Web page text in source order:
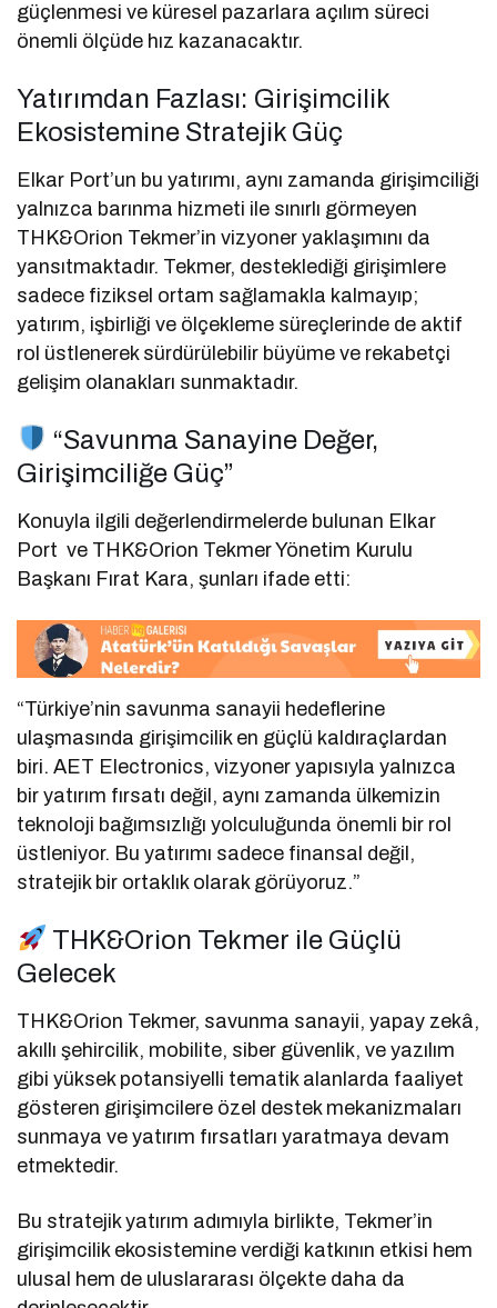
güçlenmesi ve küresel pazarlara açılım süreci
önemli ölçüde hız kazanacaktır.
Yatırımdan Fazlası: Girişimcilik
Ekosistemine Stratejik Güç
Elkar Port’un bu yatırımı, aynı zamanda girişimciliği
yalnızca barınma hizmeti ile sınırlı görmeyen
THK&Orion Tekmer’in vizyoner yaklaşımını da
yansıtmaktadır. Tekmer, desteklediği girişimlere
sadece fiziksel ortam sağlamakla kalmayıp;
yatırım, işbirliği ve ölçekleme süreçlerinde de aktif
rol üstlenerek sürdürülebilir büyüme ve rekabetçi
gelişim olanakları sunmaktadır.
“Savunma Sanayine Değer,
Girişimciliğe Güç”
Konuyla ilgili değerlendirmelerde bulunan Elkar
Port ve THK&Orion Tekmer Yönetim Kurulu
Başkanı Fırat Kara, şunları ifade etti:
“Türkiye’nin savunma sanayii hedeflerine
ulaşmasında girişimcilik en güçlü kaldıraçlardan
biri. AET Electronics, vizyoner yapısıyla yalnızca
bir yatırım fırsatı değil, aynı zamanda ülkemizin
teknoloji bağımsızlığı yolculuğunda önemli bir rol
üstleniyor. Bu yatırımı sadece finansal değil,
stratejik bir ortaklık olarak görüyoruz.”
THK&Orion Tekmer ile Güçlü
Gelecek
THK&Orion Tekmer, savunma sanayii, yapay zekâ,
akıllı şehircilik, mobilite, siber güvenlik, ve yazılım
gibi yüksek potansiyelli tematik alanlarda faaliyet
gösteren girişimcilere özel destek mekanizmaları
sunmaya ve yatırım fırsatları yaratmaya devam
etmektedir.
Bu stratejik yatırım adımıyla birlikte, Tekmer’in
girişimcilik ekosistemine verdiği katkının etkisi hem
ulusal hem de uluslararası ölçekte daha da